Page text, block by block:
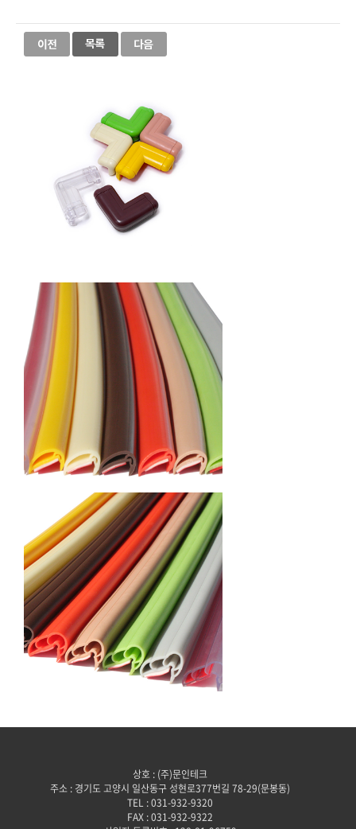
상호 : (주)문인테크
주소 : 경기도 고양시 일산동구 성현로377번길 78-29(문봉동)
TEL : 031-932-9320
FAX : 031-932-9322